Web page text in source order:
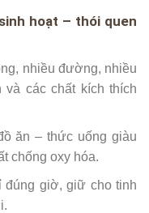
hoạt – thói quen
nhiều đường, nhiều
các chất kích thích
ăn – thức uống giàu
chống oxy hóa.
đúng giờ, giữ cho tinh